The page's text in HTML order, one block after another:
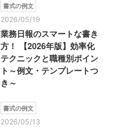
書式の例文
2026/05/19
業務日報のスマートな書き
方！ 【2026年版】効率化
テクニックと職種別ポイン
ト～例文・テンプレートつ
き～
書式の例文
2026/05/13